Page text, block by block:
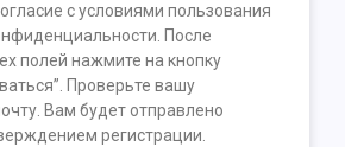
с условиями пользования
После
полей нажмите на кнопку
Проверьте вашу
Вам будет отправлено
регистрации.